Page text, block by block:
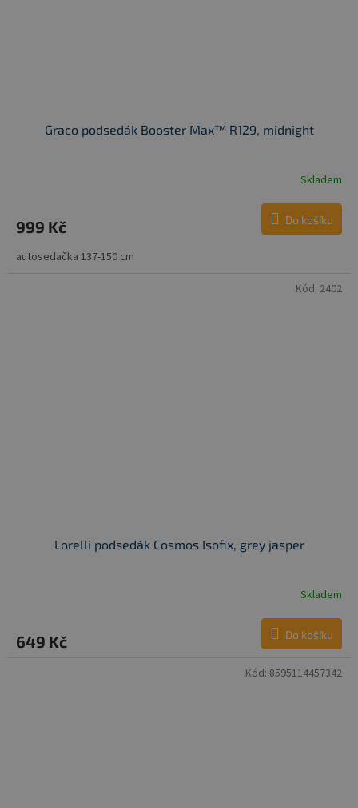
Graco podsedák Booster Max™ R129, midnight
Skladem
999 Kč Do košíku
autosedačka 137-150 cm
Lorelli podsedák Cosmos Isofix, grey jasper
Skladem
649 Kč Do košíku
Kód: 2402
Kód: 8595114457342